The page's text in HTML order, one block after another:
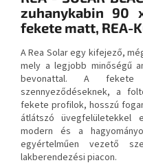
zuhanykabin
fekete matt, REA-
A Rea Solar egy kifejező,
mely a legjobb minőségű
bevonattal. A
szennyeződéseknek, a
fekete profilok, hosszú
átlátszó üvegfelületekkel
modern és a
egyértelműen vezető
lakberendezési piacon.